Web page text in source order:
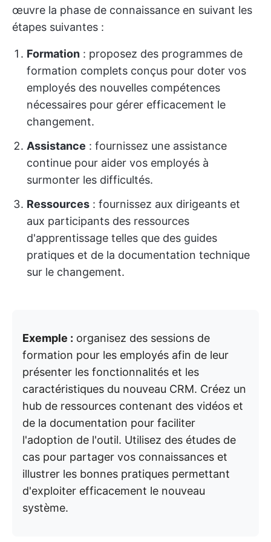
œuvre la phase de connaissance en suivant les
étapes suivantes :
Formation : proposez des programmes de
formation complets conçus pour doter vos
employés des nouvelles compétences
nécessaires pour gérer efficacement le
changement.
Assistance : fournissez une assistance
continue pour aider vos employés à
surmonter les difficultés.
Ressources : fournissez aux dirigeants et
aux participants des ressources
d'apprentissage telles que des guides
pratiques et de la documentation technique
sur le changement.
Exemple : organisez des sessions de
formation pour les employés afin de leur
présenter les fonctionnalités et les
caractéristiques du nouveau CRM. Créez un
hub de ressources contenant des vidéos et
de la documentation pour faciliter
l'adoption de l'outil. Utilisez des études de
cas pour partager vos connaissances et
illustrer les bonnes pratiques permettant
d'exploiter efficacement le nouveau
système.